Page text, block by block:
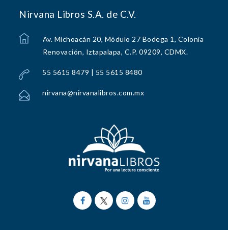
Nirvana Libros S.A. de C.V.
Av. Michoacán 20, Módulo 27 Bodega 1, Colonia
Renovación, Iztapalapa, C.P. 09209, CDMX.
55 5615 8479 | 55 5615 8480
nirvana@nirvanalibros.com.mx